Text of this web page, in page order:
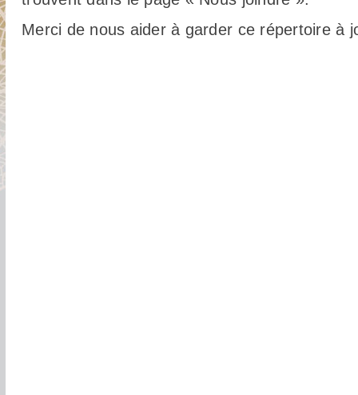
Merci de nous aider à garder ce répertoire à